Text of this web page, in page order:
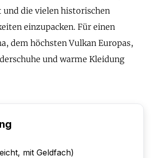
und die vielen historischen
einzupacken. Für einen
dem höchsten Vulkan Europas,
und warme Kleidung
mit Geldfach)